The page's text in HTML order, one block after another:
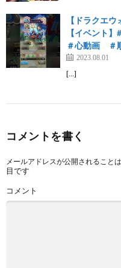
【ドラクエ
【イベント
＃心動画 ＃
2023.08.01
[…]
コメントを書く
メールアドレスが公開されること
目です
コメント